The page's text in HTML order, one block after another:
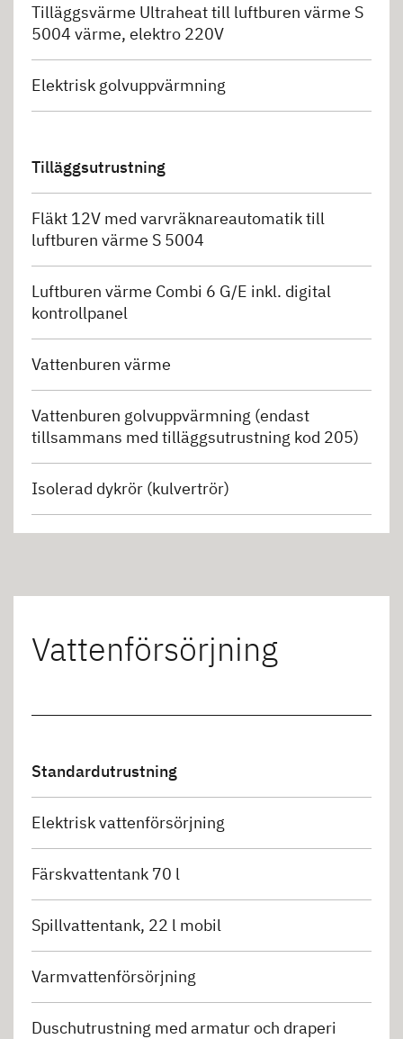
Tilläggsvärme Ultraheat till luftburen värme S
5004 värme, elektro 220V
Elektrisk golvuppvärmning
Tilläggsutrustning
Fläkt 12V med varvräknareautomatik till
luftburen värme S 5004
Luftburen värme Combi 6 G/E inkl. digital
kontrollpanel
Vattenburen värme
Vattenburen golvuppvärmning (endast
tillsammans med tilläggsutrustning kod 205)
Isolerad dykrör (kulvertrör)
Vattenförsörjning
Standardutrustning
Elektrisk vattenförsörjning
Färskvattentank 70 l
Spillvattentank, 22 l mobil
Varmvattenförsörjning
Duschutrustning med armatur och draperi